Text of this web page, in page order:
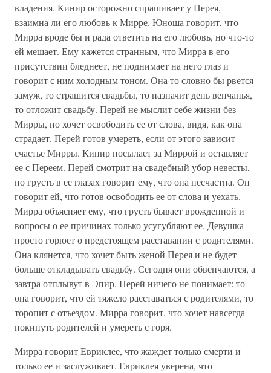
владения. Кинир осторожно спрашивает у Перея,
взаимна ли его любовь к Мирре. Юноша говорит, что
Мирра вроде бы и рада ответить на его любовь, но что-то
ей мешает. Ему кажется странным, что Мирра в его
присутствии бледнеет, не поднимает на него глаз и
говорит с ним холодным тоном. Она то словно бы рвется
замуж, то страшится свадьбы, то назначит день венчанья,
то отложит свадьбу. Перей не мыслит себе жизни без
Мирры, но хочет освободить ее от слова, видя, как она
страдает. Перей готов умереть, если от этого зависит
счастье Мирры. Кинир посылает за Миррой и оставляет
ее с Переем. Перей смотрит на свадебный убор невесты,
но грусть в ее глазах говорит ему, что она несчастна. Он
говорит ей, что готов освободить ее от слова и уехать.
Мирра объясняет ему, что грусть бывает врожденной и
вопросы о ее причинах только усугубляют ее. Девушка
просто горюет о предстоящем расставании с родителями.
Она клянется, что хочет быть женой Перея и не будет
больше откладывать свадьбу. Сегодня они обвенчаются, а
завтра отплывут в Эпир. Перей ничего не понимает: то
она говорит, что ей тяжело расставаться с родителями, то
торопит с отъездом. Мирра говорит, что хочет навсегда
покинуть родителей и умереть с горя.
Мирра говорит Евриклее, что жаждет только смерти и
только ее и заслуживает. Евриклея уверена, что